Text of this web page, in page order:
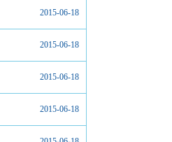
2015-06-18
2015-06-18
2015-06-18
2015-06-18